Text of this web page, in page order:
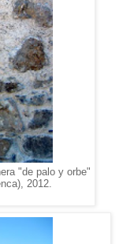
"de palo y orbe"
2012.